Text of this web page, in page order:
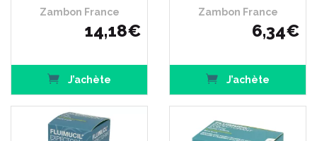
Zambon France
14,18€
J’achète
Zambon France
6,34€
J’achète